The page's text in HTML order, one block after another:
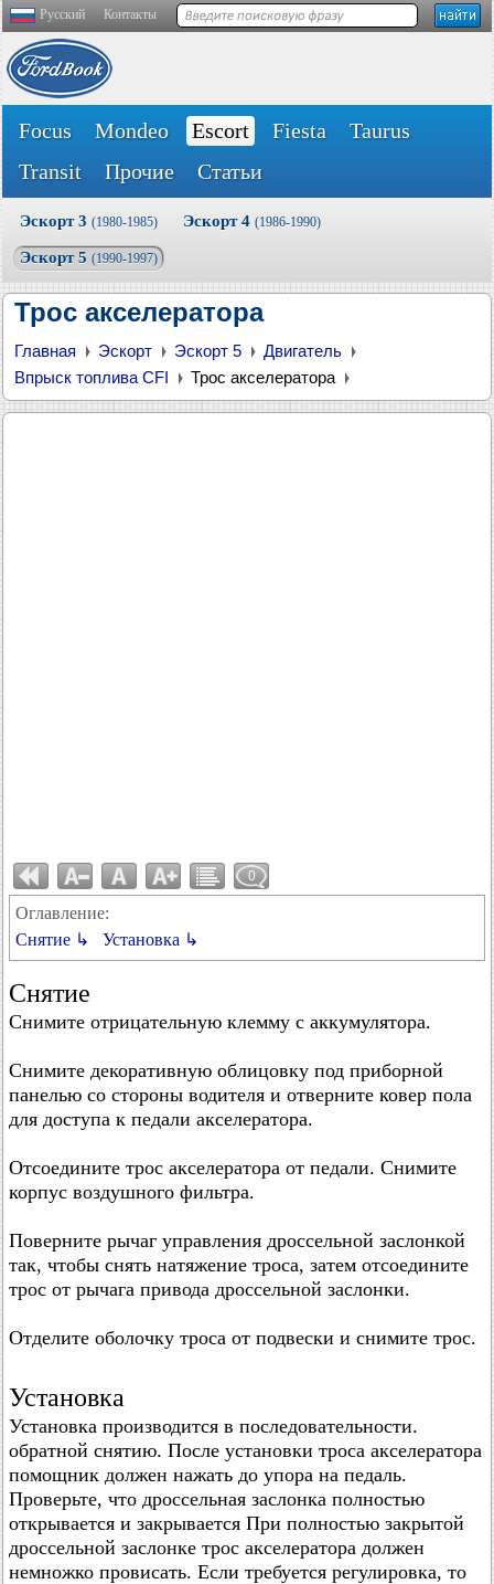
Русский Контакты
Focus Mondeo Escort Fiesta
Taurus
Transit
Прочие Статьи
Эскорт 3 (1980-1985) Эскорт 4 (1986-1990)
Эскорт 5 (1990-1997)
Трос акселератора
Главная Эскорт Эскорт 5
Двигатель
Впрыск топлива CFI
Трос акселератора
0
Оглавление:
Снятие ↳
Установка ↳
Снятие
Снимите отрицательную клемму с аккумулятора.
Снимите декоративную облицовку под приборной
панелью со стороны водителя и отверните ковер пола
для доступа к педали акселератора.
Отсоедините трос акселератора от педали. Снимите
корпус воздушного фильтра.
Поверните рычаг управления дроссельной заслонкой
так, чтобы снять натяжение троса, затем отсоедините
трос от рычага привода дроссельной заслонки.
Отделите оболочку троса от подвески и снимите трос.
Установка
Установка производится в последовательности.
обратной снятию. После установки троса акселератора
помощник должен нажать до упора на педаль.
Проверьте, что дроссельная заслонка полностью
открывается и закрывается При полностью закрытой
дроссельной заслонке трос акселератора должен
немножко провисать. Если требуется регулировка, то